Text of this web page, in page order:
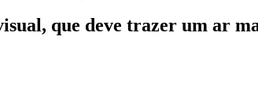
que deve trazer um ar